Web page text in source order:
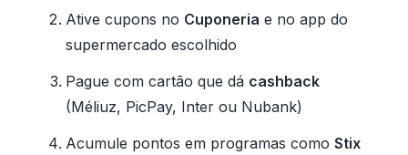
Ative cupons no Cuponeria e no app do
supermercado escolhido
Pague com cartão que dá cashback
(Méliuz, PicPay, Inter ou Nubank)
Acumule pontos em programas como Stix